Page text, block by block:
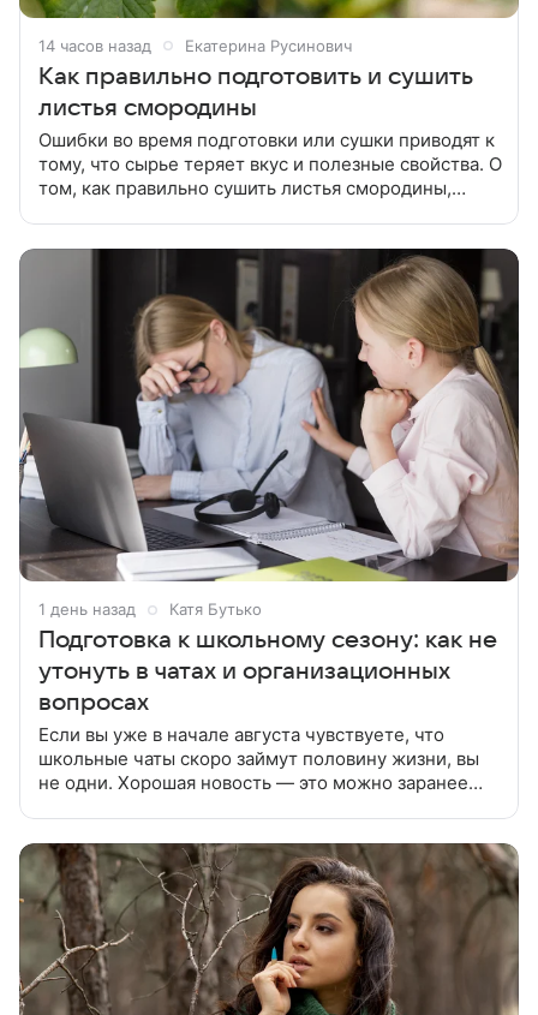
14 часов назад Екатерина Русинович
Как правильно подготовить и сушить
листья смородины
Ошибки во время подготовки или сушки приводят к
тому, что сырье теряет вкус и полезные свойства. О
том, как правильно сушить листья смородины,
1 день назад Катя Бутько
Подготовка к школьному сезону: как не
утонуть в чатах и организационных
вопросах
Если вы уже в начале августа чувствуете, что
школьные чаты скоро займут половину жизни, вы
не одни. Хорошая новость — это можно заранее